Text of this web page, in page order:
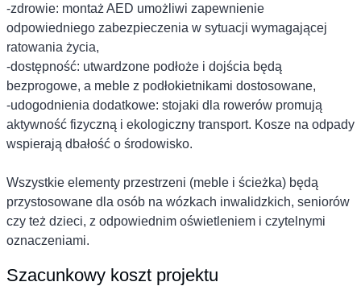
-zdrowie: montaż AED umożliwi zapewnienie
odpowiedniego zabezpieczenia w sytuacji wymagającej
ratowania życia,
-dostępność: utwardzone podłoże i dojścia będą
bezprogowe, a meble z podłokietnikami dostosowane,
-udogodnienia dodatkowe: stojaki dla rowerów promują
aktywność fizyczną i ekologiczny transport. Kosze na odpady
wspierają dbałość o środowisko.
Wszystkie elementy przestrzeni (meble i ścieżka) będą
przystosowane dla osób na wózkach inwalidzkich, seniorów
czy też dzieci, z odpowiednim oświetleniem i czytelnymi
oznaczeniami.
Szacunkowy koszt projektu